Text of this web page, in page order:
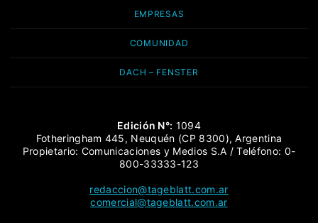
EMPRESAS
COMUNIDAD
DACH – FENSTER
Edición N°: 1094
Fotheringham 445, Neuquén (CP 8300), Argentina
Propietario: Comunicaciones y Medios S.A / Teléfono: 0-
800-33333-123
redaccion@tageblatt.com.ar
comercial@tageblatt.com.ar